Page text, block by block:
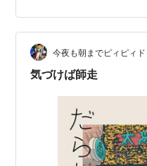
音楽レーベル社長のJFK
ャーハンをくらって鼻周
の中でもキラリと光る旨
いです てかそんなことし…
今夜も朝までピィピィド
気づけば師走